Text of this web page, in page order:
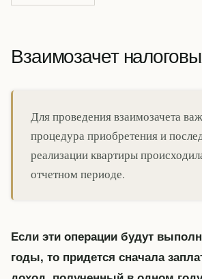
Взаимозачет
Для проведения взаимозачета
процедура приобретения и
реализации квартиры
отчетном периоде.
Если эти операции будут
годы, то придется сначала